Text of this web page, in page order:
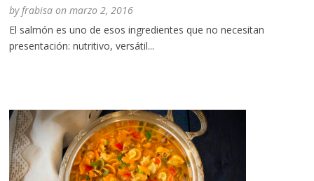
byfrabisa onmarzo 2, 2016
El salmón es uno de esos ingredientes que no necesitan
presentación: nutritivo, versátil...